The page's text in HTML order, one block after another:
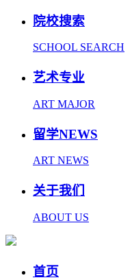
院校搜索
SCHOOL SEARCH
艺术专业
ART MAJOR
留学NEWS
ART NEWS
关于我们
ABOUT US
首页